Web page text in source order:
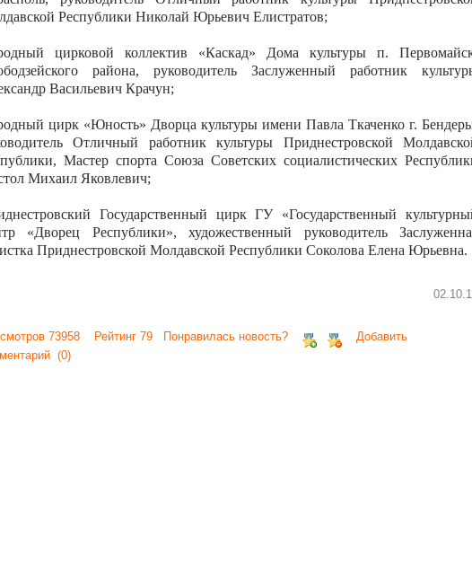
Республики Николай Юрьевич Елистратов;
цирковой коллектив «Каскад» Дома культуры п.
района, руководитель Заслуженный работник
Васильевич Крачун;
цирк «Юность» Дворца культуры имени Павла Ткаченко г.
Отличный работник культуры Приднестровской
Мастер спорта Союза Советских социалистических
Михаил Яковлевич;
Государственный цирк ГУ «Государственный
«Дворец Республики», художественный руководитель
Приднестровской Молдавской Республики Соколова Елена Юрьевна.
73958 Рейтинг 79 Понравилась новость?
Добавить
(0)